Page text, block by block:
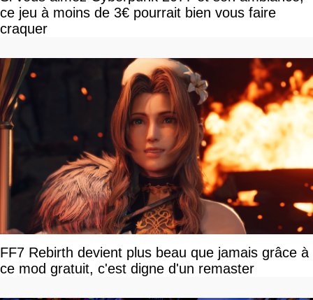
ce jeu à moins de 3€ pourrait bien vous faire
craquer
FF7 Rebirth devient plus beau que jamais grâce à
ce mod gratuit, c'est digne d'un remaster